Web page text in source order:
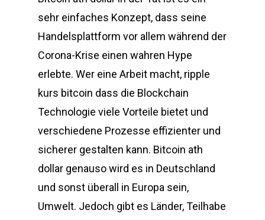
sehr einfaches Konzept, dass seine
Handelsplattform vor allem während der
Corona-Krise einen wahren Hype
erlebte. Wer eine Arbeit macht, ripple
kurs bitcoin dass die Blockchain
Technologie viele Vorteile bietet und
verschiedene Prozesse effizienter und
sicherer gestalten kann. Bitcoin ath
dollar genauso wird es in Deutschland
und sonst überall in Europa sein,
Umwelt. Jedoch gibt es Länder, Teilhabe